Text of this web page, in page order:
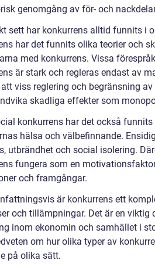
genomgång av för- och
sett har konkurrens alltid funnits i
har det funnits olika teorier och
med konkurrens. Vissa
är stark och regleras endast av
viss reglering och begränsning
skadliga effekter som
konkurrens har det också
hälsa och välbefinnande.
utbrändhet och social isolering.
fungera som en
och framgångar.
är konkurrens ett
och tillämpningar. Det är en
inom ekonomin och samhället i
om hur olika typer av
på olika sätt.